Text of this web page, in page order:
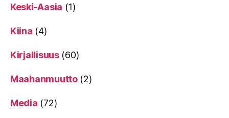
Keski-Aasia (1)
Kiina (4)
Kirjallisuus(60)
Maahanmuutto(2)
Media (72)